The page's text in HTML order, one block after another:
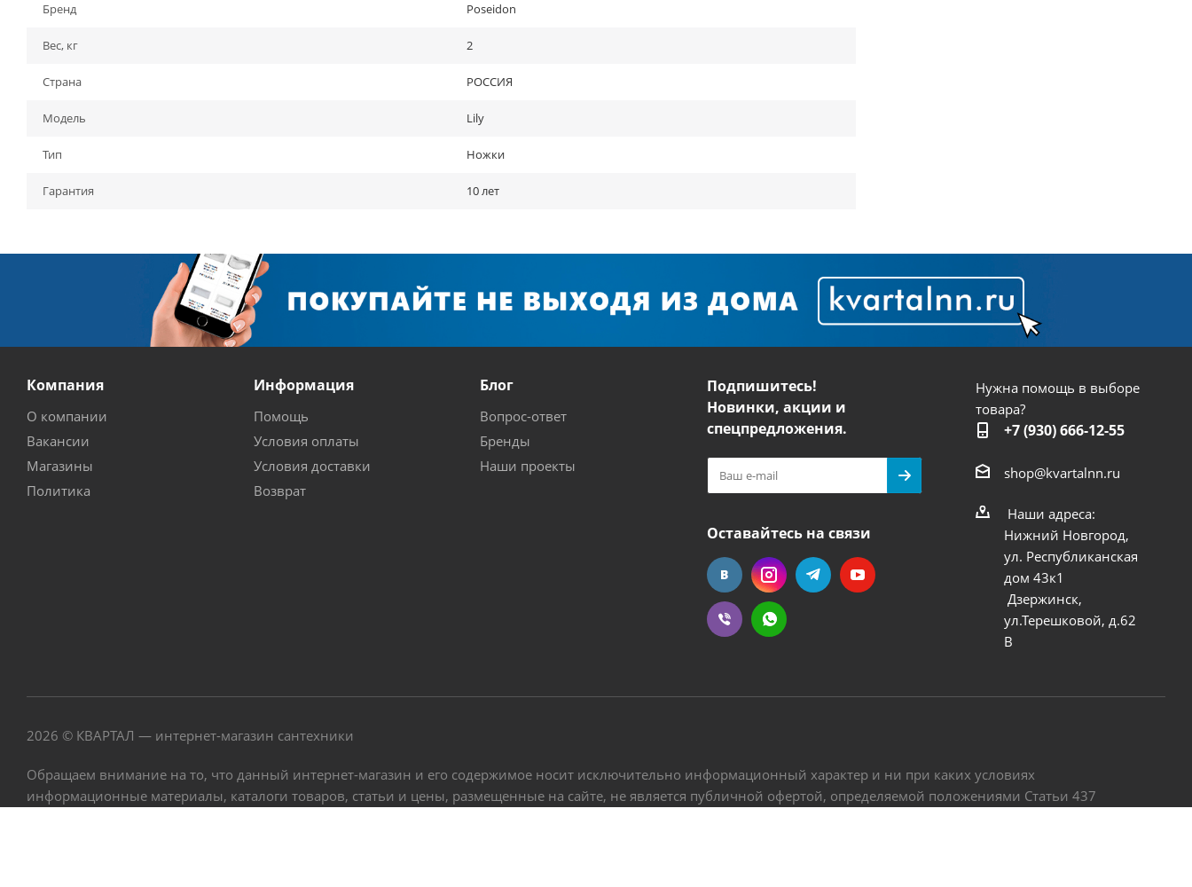
Бренд Poseidon
Вес, кг 2
Страна РОССИЯ
Модель Lily
Тип Ножки
Гарантия 10 лет
Компания
О компании
Вакансии
Магазины
Политика
Информация
Помощь
Условия оплаты
Условия доставки
Возврат
Блог
Вопрос-ответ
Бренды
Наши проекты
Подпишитесь!
Новинки, акции и
спецпредложения.
Оставайтесь на связи
Нужна помощь в выборе
товара?
+7 (930) 666-12-55
shop@kvartalnn.ru
Наши адреса:
Нижний Новгород,
ул. Республиканская
дом 43к1
Дзержинск,
ул.Терешковой, д.62
В
2026 © КВАРТАЛ — интернет-магазин сантехники
Обращаем внимание на то, что данный интернет-магазин и его содержимое носит исключительно информационный характер и ни при каких условиях
информационные материалы, каталоги товаров, статьи и цены, размещенные на сайте, не является публичной офертой, определяемой положениями Статьи 437